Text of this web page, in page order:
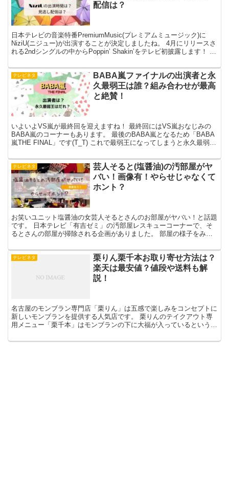
配信は？
日本テレビの音楽特番PremiumMusic(プレミアムミュージック)に
NiziU(ニジュー)が出演することが決定しましたね。 4月にリリースさ
れる2ndシングルの中からPoppin’ Shakin’をテレビ初披露します！ 絶
テレビネタ
BABA嵐ファイナルの出演者と永
久最弱王は誰？組み合わせが最高
と絶賛！
いよいよVS嵐が最終回を迎えますね！ 最終回にはVS嵐おなじみの
BABA嵐のコーナーもあります。 最後のBABA嵐となるため「BABA
嵐THE FINAL」です(T_T) これで最弱王になってしまうと永久最弱王
テレビネタ
芸人そると(塩醤油)の汚部屋がヤ
バい！画像有！やらせじゃなくて
ホント？
お笑いユニット塩醤油の女芸人そるとさんのお部屋がヤバい！と話題
です。 日本テレビ「有吉ゼミ」の汚部屋レスキューコーナーで、そ
るとさんの部屋が掃除される企画がありました。 部屋の様子をみた
テレビネタ
栗りん栗千本お取り寄せ方法は？
楽天は最安値？値段や送料も解
説！
名古屋のモンブラン専門店「栗りん」は五感で楽しみをコンセプトに
新しいモンブランを提供する人気店です。 栗りんのテイクアウト専
用メニュー「栗千本」はモンブランの下に大福が入っているという斬